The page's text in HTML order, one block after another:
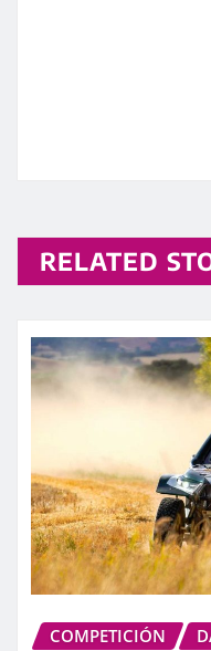
RELATED
COMPETICIÓN